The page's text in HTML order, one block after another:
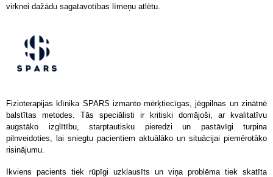
virknei dažādu sagatavotības līmeņu atlētu.
Fizioterapijas klīnika SPARS izmanto mērķtiecīgas, jēgpilnas un zinātnē
balstītas metodes. Tās speciālisti ir kritiski domājoši, ar kvalitatīvu
augstāko izglītību, starptautisku pieredzi un pastāvīgi turpina
pilnveidoties, lai sniegtu pacientiem aktuālāko un situācijai piemērotāko
risinājumu.
Ikviens pacients tiek rūpīgi uzklausīts un viņa problēma tiek skatīta